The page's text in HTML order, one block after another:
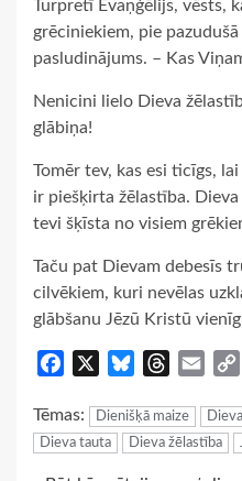
Turpretī Evaņģēlijs, vēsts,
grēciniekiem, pie
pasludinājums. – Kas
Nenicini lielo Dieva
glābiņa!
Tomēr tev, kas esi ticīgs,
ir piešķirta žēlastība.
tevi šķīsta no visiem
Taču pat Dievam debesīs
cilvēkiem, kuri nevēlas
glābšanu Jēzū Kristū
Facebook BlueskyThreads
Email
Tēmas: Dienišķā maize
Dieva tauta
Dieva žēlastība